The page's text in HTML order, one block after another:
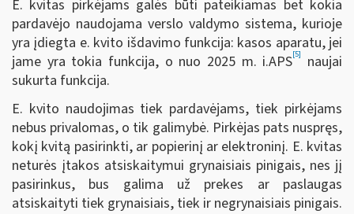
E. kvitas pirkėjams galės būti pateikiamas bet kokia
pardavėjo naudojama verslo valdymo sistema, kurioje
yra įdiegta e. kvito išdavimo funkcija: kasos aparatu, jei
jame yra tokia funkcija, o nuo 2025 m. i.APS[5]
naujai
sukurta funkcija.
E. kvito naudojimas tiek pardavėjams, tiek pirkėjams
nebus privalomas, o tik galimybė. Pirkėjas pats nuspręs,
kokį kvitą pasirinkti, ar popierinį ar elektroninį. E. kvitas
neturės įtakos atsiskaitymui grynaisiais pinigais, nes jį
pasirinkus, bus galima už prekes ar paslaugas
atsiskaityti tiek grynaisiais, tiek ir negrynaisiais pinigais.